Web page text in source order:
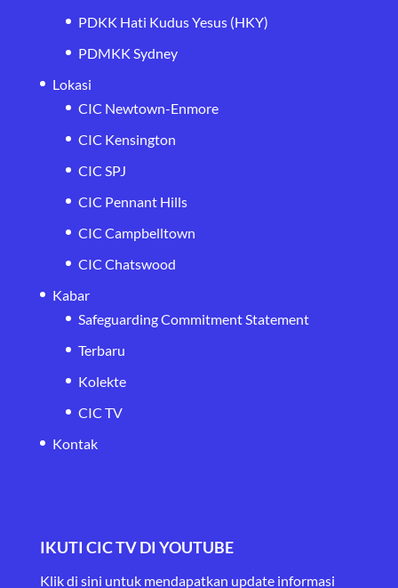
PDKK Hati Kudus Yesus (HKY)
PDMKK Sydney
Lokasi
CIC Newtown-Enmore
CIC Kensington
CIC SPJ
CIC Pennant Hills
CIC Campbelltown
CIC Chatswood
Kabar
Safeguarding Commitment Statement
Terbaru
Kolekte
CIC TV
Kontak
IKUTI CIC TV DI YOUTUBE
Klik di sini untuk mendapatkan update informasi